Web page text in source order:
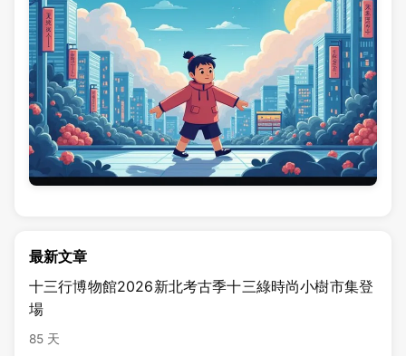
最新文章
十三行博物館2026新北考古季十三綠時尚小樹市集登
場
85 天